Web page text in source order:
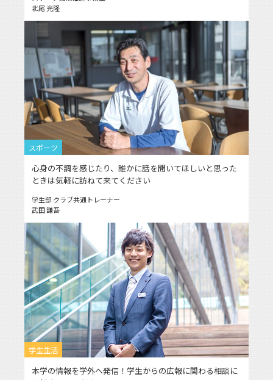
北尾 光隆
スポーツ
心身の不調を感じたり、誰かに話を聞いてほしいと思った
ときは気軽に訪ねて来てください
学生部 クラブ共通トレーナー
武田 謙吾
学生生活
本学の情報を学外へ発信！学生からの広報に関わる相談に